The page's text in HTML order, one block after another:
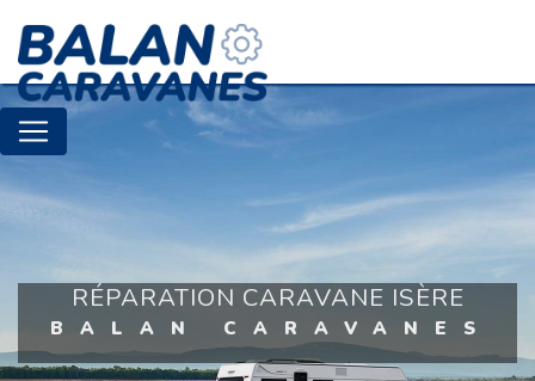
RÉPARATION CARAVANE ISÈRE
BALAN CARAVANES